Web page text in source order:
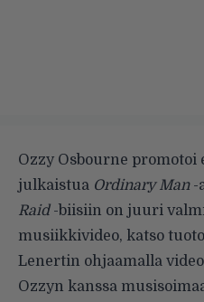
Ozzy Osbourne promotoi
julkaistua Ordinary Man-
Raid-biisiin on juuri
musiikkivideo, katso
Lenertin ohjaamalla
Ozzyn kanssa